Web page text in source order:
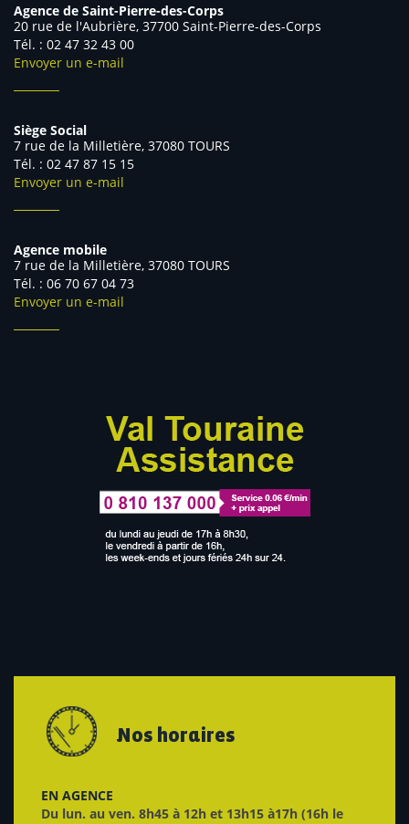
Agence de Saint-Pierre-des-Corps
20 rue de l'Aubrière, 37700 Saint-Pierre-des-Corps
Tél. : 02 47 32 43 00
Envoyer un e-mail
Siège Social
7 rue de la Milletière, 37080 TOURS
Tél. : 02 47 87 15 15
Envoyer un e-mail
Agence mobile
7 rue de la Milletière, 37080 TOURS
Tél. : 06 70 67 04 73
Envoyer un e-mail
Nos horaires
EN AGENCE
Du lun. au ven. 8h45 à 12h et 13h15 à17h (16h le